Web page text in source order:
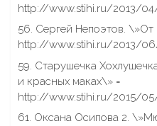
http://www.stihi.ru/2013/
56. Сергей Непоэтов. \»От
http://www.stihi.ru/2013/
59. Старушечка
и красных маках\» =
http://www.stihi.ru/2015/
61. Оксана Осипова 2.